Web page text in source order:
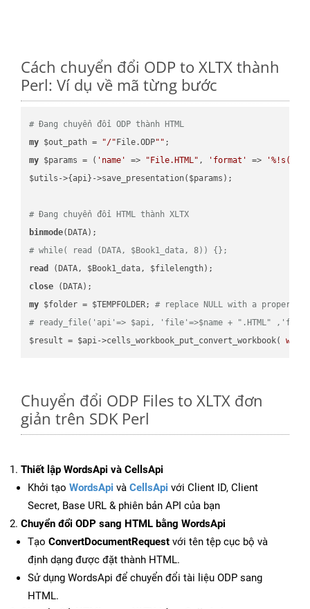
Cách chuyển đổi ODP to XLTX thành
Perl: Ví dụ về mã từng bước
# Đang chuyển đổi ODP thành HTML
my $out_path = "/" File.ODP""
my $params = ( 'name' => "File.HTML" , 'format' =>
$utils->{api}->save_presentation($params);
# Đang chuyển đổi HTML thành XLTX
binmode
# while( read (DATA, $Book1_data, 8)) {};
read
close
my $folder = $TEMPFOLDER; # replace NULL with a proper
# ready_file('api'=> $api, 'file'=>$name + ".HTML"
$result = $api->cells_workbook_put_convert_workbook(
Chuyển đổi ODP Files to XLTX đơn
giản trên SDK Perl
Thiết lập WordsApi và CellsApi
Khởi tạo WordsApi và CellsApi với Client ID, Client
Secret, Base URL & phiên bản API của bạn
Chuyển đổi ODP sang HTML bằng WordsApi
Tạo ConvertDocumentRequest với tên tệp cục bộ và
định dạng được đặt thành HTML.
Sử dụng WordsApi để chuyển đổi tài liệu ODP sang
HTML.